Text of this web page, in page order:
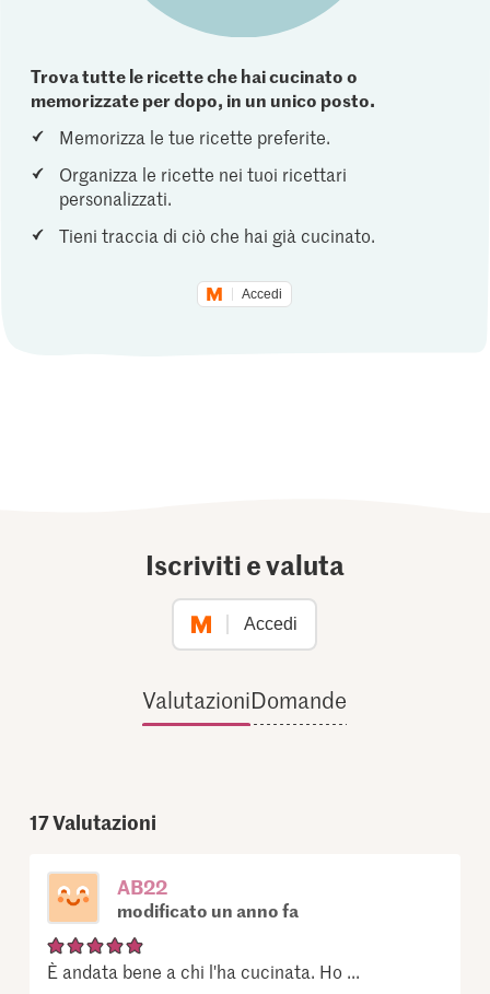
Trova tutte le ricette che hai cucinato o
memorizzate per dopo, in un unico posto.
Memorizza le tue ricette preferite.
Organizza le ricette nei tuoi ricettari
personalizzati.
Tieni traccia di ciò che hai già cucinato.
Accedi
Iscriviti e valuta
Accedi
ValutazioniDomande
17Valutazioni
AB22
modificato un anno fa
È andata bene a chi l'ha cucinata. Ho ...